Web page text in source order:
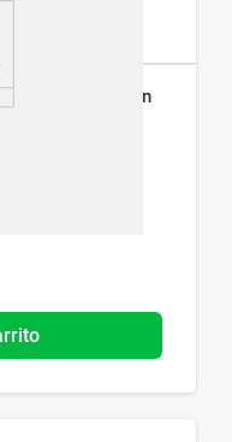
Skyl Hydration en